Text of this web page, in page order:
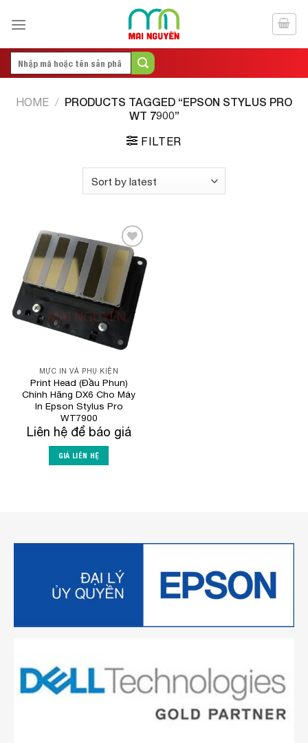
Search
HOME / PRODUCTS TAGGED “EPSON STYLUS PRO
WT 7900”
FILTER
Add to
Wishlist
MỰC IN VÀ PHỤ KIỆN
Print Head (Đầu Phun)
Chính Hãng DX6 Cho Máy
In Epson Stylus Pro
WT7900
Liên hệ để báo giá
GIÁ LIÊN HỆ